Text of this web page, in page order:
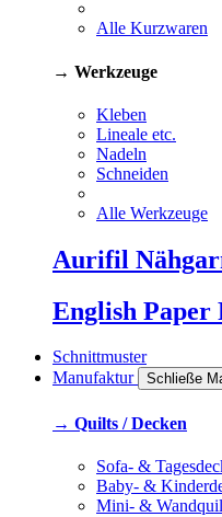
Alle Kurzwaren
→ Werkzeuge
Kleben
Lineale etc.
Nadeln
Schneiden
Alle Werkzeuge
Aurifil
English Paper
Schnittmuster
Manufaktur
Schließe
→ Quilts / Decken
Sofa- &
Baby- &
Mini- &